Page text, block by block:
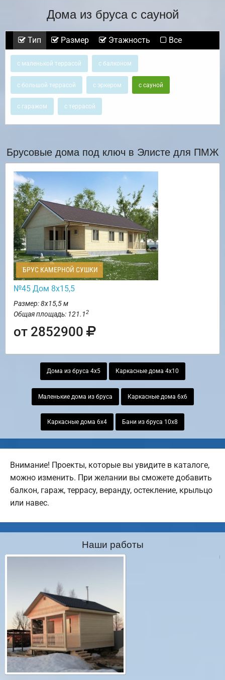
Дома из бруса с сауной
Тип Размер Этажность Все
с маленькой террасой с балконом
с большой террасой с эркером с сауной
с гаражом с террасой
Брусовые дома под ключ в Элисте для ПМЖ
БРУС КАМЕРНОЙ СУШКИ
№45 Дом 8х15,5
Размер: 8х15,5 м
Общая площадь: 121.12
от 2852900
Дома из бруса 4х5 Каркасные дома 4х10
Маленькие дома из бруса Каркасные дома 6х6
Каркасные дома 6х4 Бани из бруса 10х8
Внимание! Проекты, которые вы увидите в каталоге,
можно изменить. При желании вы сможете добавить
балкон, гараж, террасу, веранду, остекление, крыльцо
или навес.
Наши работы